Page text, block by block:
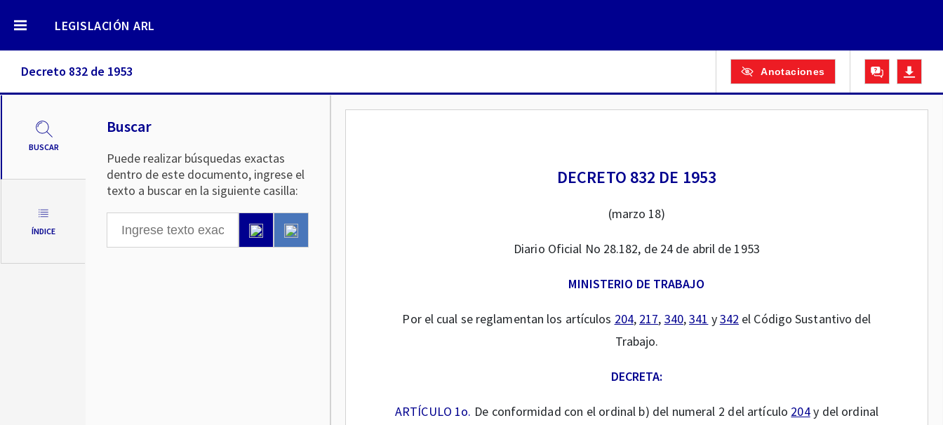
LEGISLACIÓN ARL
Decreto 832 de 1953 Anotaciones
BUSCAR
ÍNDICE
Buscar
Puede realizar búsquedas exactas
dentro de este documento, ingrese el
texto a buscar en la siguiente casilla:
DECRETO 832 DE 1953
(marzo 18)
Diario Oficial No 28.182, de 24 de abril de 1953
MINISTERIO DE TRABAJO
Por el cual se reglamentan los artículos 204, 217, 340,341 y342 el Código Sustantivo del
Trabajo.
DECRETA:
ARTÍCULO 1o. De conformidad con el ordinal b) del numeral 2 del artículo 204y del ordinal